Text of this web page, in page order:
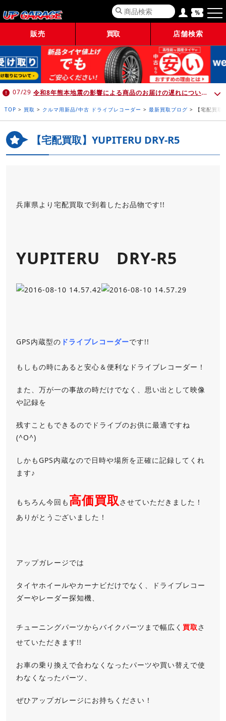
販売 買取 店舗検索
07/29 令和8年熊本地震の影響による商品のお届けの遅れについて （7月30日 10:00時点）
TOP > 買取 > クルマ用新品/中古 ドライブレコーダー > 最新買取ブログ > 【宅配買
【宅配買取】YUPITERU DRY-R5
兵庫県より宅配買取で到着したお品物です!!
YUPITERU DRY-R5
GPS内蔵型の ドライブレコーダーです!!
もしもの時にあると安心＆便利なドライブレコーダー！
また、万が一の事故の時だけでなく、思い出として映像
や記録を
残すこともできるのでドライブのお供に最適ですね
(^O^)
しかもGPS内蔵なので日時や場所を正確に記録してくれ
ます♪
もちろん今回も 高価買取させていただきました！
ありがとうございました！
アップガレージでは
タイヤホイールやカーナビだけでなく、ドライブレコー
ダーやレーダー探知機、
チューニングパーツからバイクパーツまで幅広く 買取さ
せていただきます!!
お車の乗り換えで合わなくなったパーツや買い替えで使
わなくなったパーツ、
ぜひアップガレージにお持ちください！